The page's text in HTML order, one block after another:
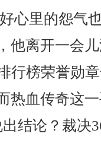
心里的怨气
他离开一会
行榜荣誉勋
热血传奇这
结论？裁决